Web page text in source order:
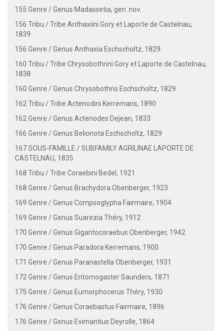
155 Genre / Genus Madassetia, gen. nov.
156 Tribu / Tribe Anthaxiini Gory et Laporte de Castelnau,
1839
156 Genre / Genus Anthaxia Eschscholtz, 1829
160 Tribu / Tribe Chrysobothrini Gory et Laporte de Castelnau,
1838
160 Genre / Genus Chrysobothris Eschscholtz, 1829
162 Tribu / Tribe Actenodini Kerremans, 1890
162 Genre / Genus Actenodes Dejean, 1833
166 Genre / Genus Belionota Eschscholtz, 1829
167 SOUS-FAMILLE / SUBFAMILY AGRILINAE LAPORTE DE
CASTELNAU, 1835
168 Tribu / Tribe Coraebini Bedel, 1921
168 Genre / Genus Brachydora Obenberger, 1923
169 Genre / Genus Compsoglypha Fairmaire, 1904
169 Genre / Genus Suarezia Théry, 1912
170 Genre / Genus Gigantocoraebus Obenberger, 1942
170 Genre / Genus Paradora Kerremans, 1900
171 Genre / Genus Paranastella Obenberger, 1931
172 Genre / Genus Entomogaster Saunders, 1871
175 Genre / Genus Eumorphocerus Théry, 1930
176 Genre / Genus Coraebastus Fairmaire, 1896
176 Genre / Genus Evimantius Deyrolle, 1864